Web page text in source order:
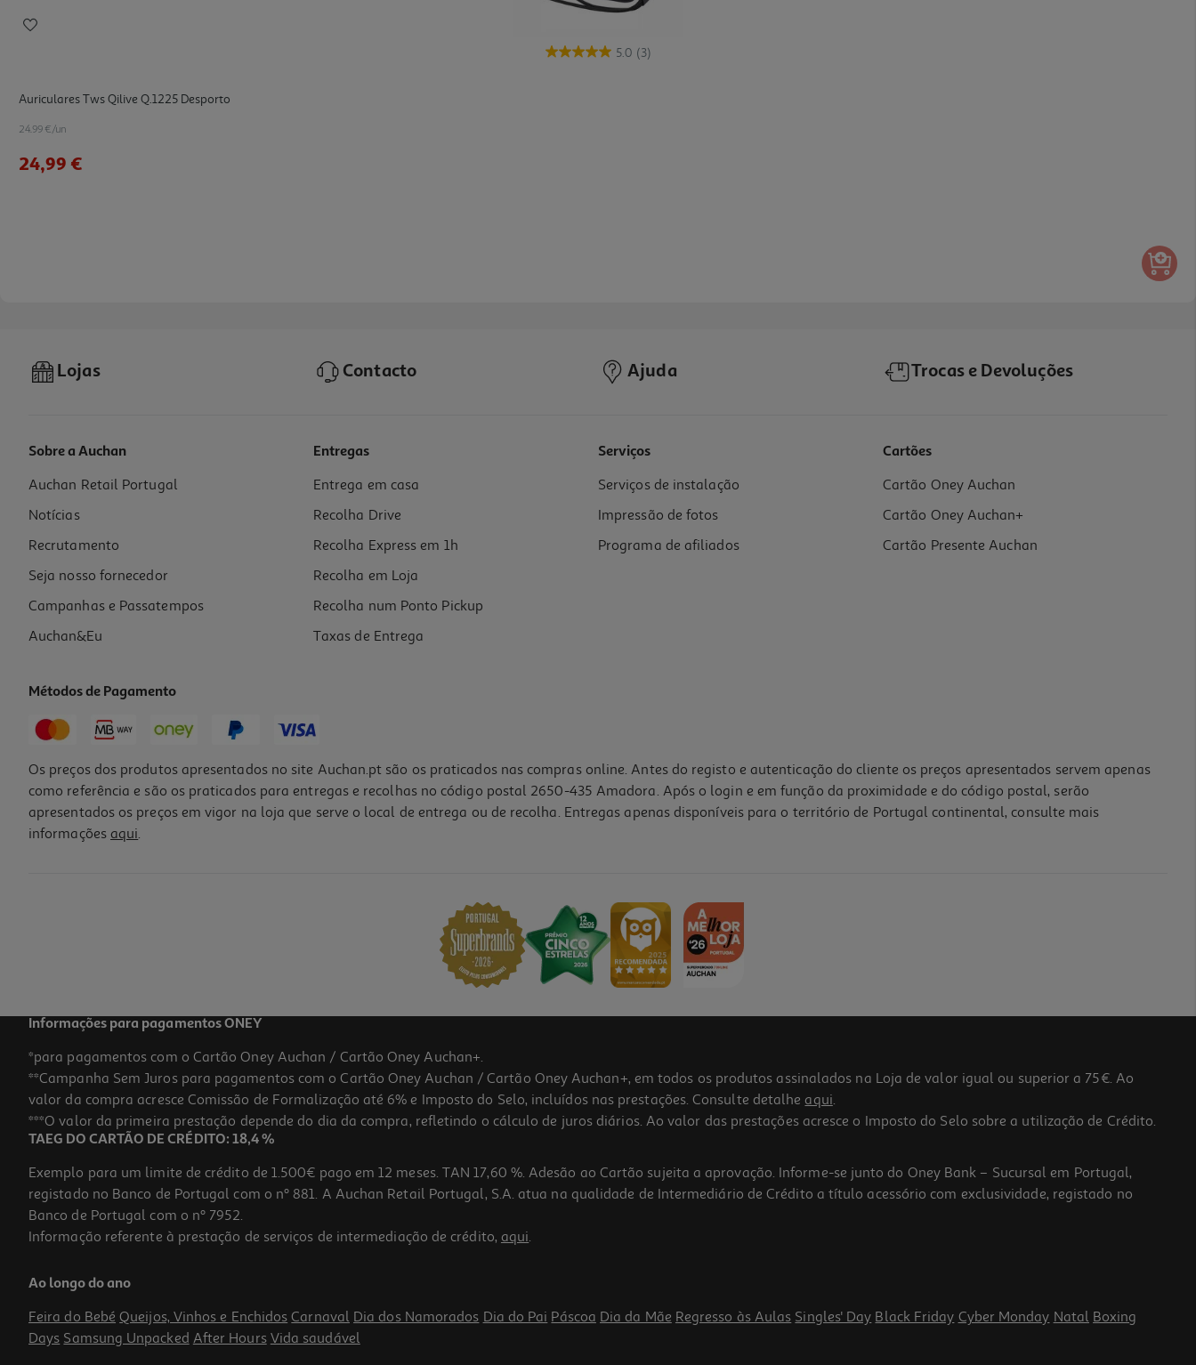
5.0 (3)
Auriculares Tws Qilive Q.1225 Desporto
24.99 €/un
24,99 €
Auriculares Tws In Ear Qilive 600158501 Anc Q1861 Branco
21.99 €/un
21,99 €
20.99 €/un
20,99 €
Lojas Contacto Ajuda Trocas e Devoluções
Sobre a Auchan
Auchan Retail Portugal
Notícias
Recrutamento
Seja nosso fornecedor
Campanhas e Passatempos
Auchan&Eu
Entregas
Entrega em casa
Recolha Drive
Recolha Express em 1h
Recolha em Loja
Recolha num Ponto Pickup
Taxas de Entrega
Serviços
Serviços de instalação
Impressão de fotos
Programa de afiliados
Cartões
Cartão Oney Auchan
Cartão Oney Auchan+
Cartão Presente Auchan
Métodos de Pagamento
Os preços dos produtos apresentados no site Auchan.pt são os praticados nas compras online. Antes do registo e autenticação do cliente os preços apresentados servem apenas
como referência e são os praticados para entregas e recolhas no código postal 2650-435 Amadora. Após o login e em função da proximidade e do código postal, serão
apresentados os preços em vigor na loja que serve o local de entrega ou de recolha. Entregas apenas disponíveis para o território de Portugal continental, consulte mais
informações aqui.
Informações para pagamentos ONEY
*para pagamentos com o Cartão Oney Auchan / Cartão Oney Auchan+.
**Campanha Sem Juros para pagamentos com o Cartão Oney Auchan / Cartão Oney Auchan+, em todos os produtos assinalados na Loja de valor igual ou superior a 75€. Ao
valor da compra acresce Comissão de Formalização até 6% e Imposto do Selo, incluídos nas prestações. Consulte detalhe aqui.
***O valor da primeira prestação depende do dia da compra, refletindo o cálculo de juros diários. Ao valor das prestações acresce o Imposto do Selo sobre a utilização de Crédito.
TAEG DO CARTÃO DE CRÉDITO: 18,4 %
Exemplo para um limite de crédito de 1.500€ pago em 12 meses. TAN 17,60 %. Adesão ao Cartão sujeita a aprovação. Informe-se junto do Oney Bank – Sucursal em Portugal,
registado no Banco de Portugal com o nº 881. A Auchan Retail Portugal, S.A. atua na qualidade de Intermediário de Crédito a título acessório com exclusividade, registado no
Banco de Portugal com o nº 7952.
Informação referente à prestação de serviços de intermediação de crédito, aqui.
Ao longo do ano
Feira do Bebé Queijos, Vinhos e Enchidos Carnaval Dia dos Namorados Dia do Pai Páscoa Dia da Mãe Regresso às Aulas Singles' Day Black Friday Cyber Monday Natal Boxing
Days Samsung Unpacked After Hours Vida saudável